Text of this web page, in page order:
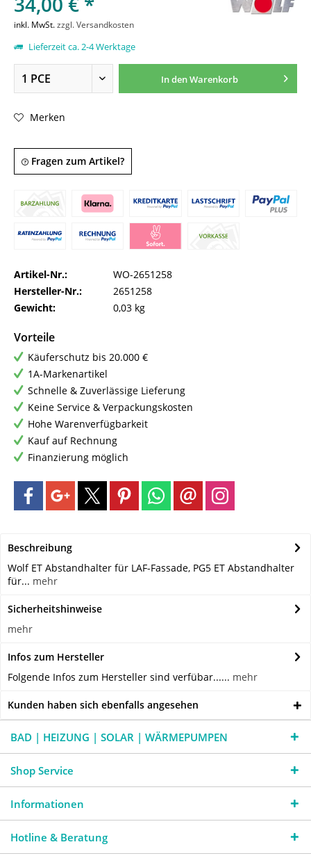
inkl. MwSt.zzgl. Versandkosten
Lieferzeit ca. 2-4 Werktage
In denWarenkorb
Merken
Fragen zum Artikel?
Artikel-Nr.:
WO-2651258
Hersteller-Nr.:
2651258
Gewicht:
0,03 kg
Vorteile
Käuferschutz bis 20.000 €
1A-Markenartikel
Schnelle & Zuverlässige Lieferung
Keine Service & Verpackungskosten
Hohe Warenverfügbarkeit
Kauf auf Rechnung
Finanzierung möglich
Beschreibung
Wolf ET Abstandhalter für LAF-Fassade, PG5 ET Abstandhalter
für... mehr
Sicherheitshinweise
mehr
Infos zum Hersteller
Folgende Infos zum Hersteller sind verfübar...... mehr
Kunden haben sich ebenfalls angesehen
BAD | HEIZUNG | SOLAR | WÄRMEPUMPEN
Shop Service
Informationen
Hotline & Beratung